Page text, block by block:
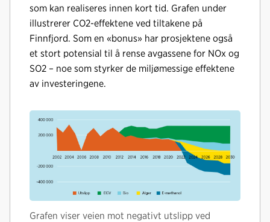
som kan realiseres innen kort tid. Grafen under
illustrerer CO2-effektene ved tiltakene på
Finnfjord. Som en «bonus» har prosjektene også
et stort potensial til å rense avgassene for NOx og
SO2 – noe som styrker de miljømessige effektene
av investeringene.
Grafen viser veien mot negativt utslipp ved